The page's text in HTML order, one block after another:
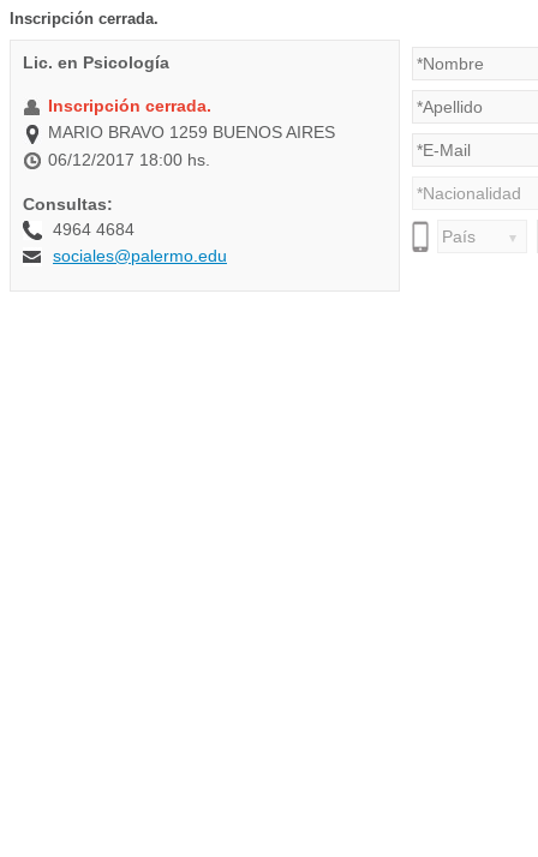
Inscripción cerrada.
Lic. en Psicología
Inscripción cerrada.
MARIO BRAVO 1259 BUENOS AIRES
06/12/2017 18:00 hs.
Consultas:
4964 4684
sociales@palermo.edu